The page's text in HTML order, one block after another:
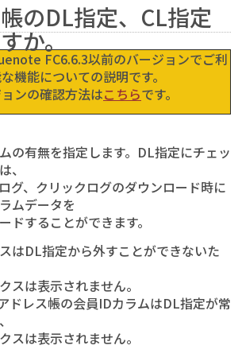
のDL指定、CL指定
か。
FC6.6.3以前のバージョンでご利
機能についての説明です。
ンの確認方法はこちらです。
の有無を指定します。DL指定にチェッ
、
グ、クリックログのダウンロード時に
ムデータを
ドすることができます。
はDL指定から外すことができないた
は表示されません。
レス帳の会員IDカラムはDL指定が常
は表示されません。